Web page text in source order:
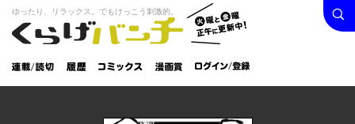
くらげバンチ
火曜と
金曜正
午に更
新中！
ゆったり、リラックス。でもけっこう刺激的。
連載/読
切
履
歴
コミック
漫画
賞
ログイン /
登録
検索